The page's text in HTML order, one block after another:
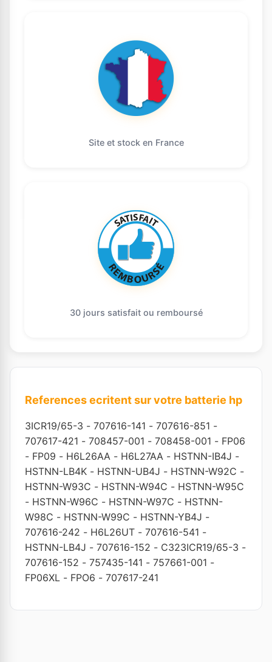
Site et stock en France
30 jours satisfait ou remboursé
References ecritent sur votre batterie hp
3ICR19/65-3 - 707616-141 - 707616-851 -
707617-421 - 708457-001 - 708458-001 - FP06
- FP09 - H6L26AA - H6L27AA - HSTNN-IB4J -
HSTNN-LB4K - HSTNN-UB4J - HSTNN-W92C -
HSTNN-W93C - HSTNN-W94C - HSTNN-W95C
- HSTNN-W96C - HSTNN-W97C - HSTNN-
W98C - HSTNN-W99C - HSTNN-YB4J -
707616-242 - H6L26UT - 707616-541 -
HSTNN-LB4J - 707616-152 - C323ICR19/65-3 -
707616-152 - 757435-141 - 757661-001 -
FP06XL - FPO6 - 707617-241